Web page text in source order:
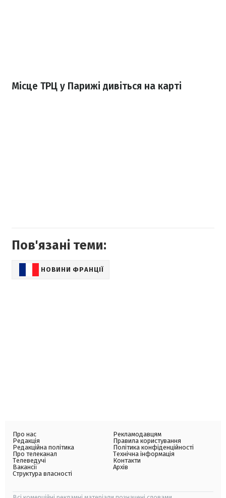
Місце ТРЦ у Парижі дивіться на карті
Пов'язані теми:
НОВИНИ ФРАНЦІЇ
Про нас
Редакція
Редакційна політика
Про телеканал
Телеведучі
Вакансії
Структура власності
Рекламодавцям
Правила користування
Політика конфіденційності
Технічна інформація
Контакти
Архів